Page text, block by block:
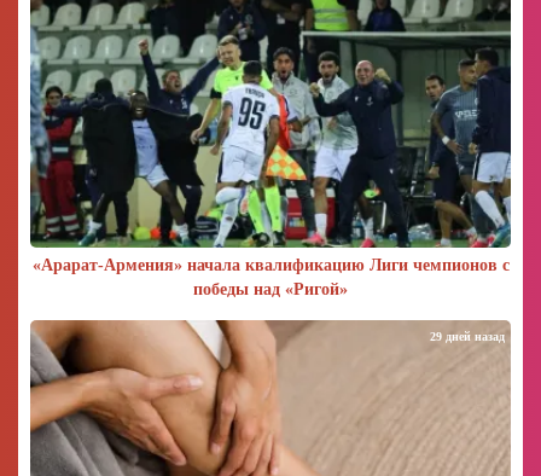
«Арарат‑Армения» начала квалификацию Лиги чемпионов с
победы над «Ригой»
29 дней назад